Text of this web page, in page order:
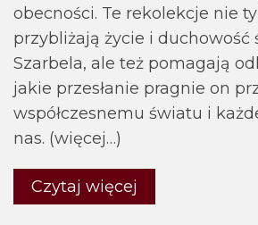
obecności. Te rekolekcje nie
przybliżają życie i duchowość
Szarbela, ale też pomagają
jakie przesłanie pragnie on
współczesnemu światu i
nas. (więcej…)
Czytaj więcej